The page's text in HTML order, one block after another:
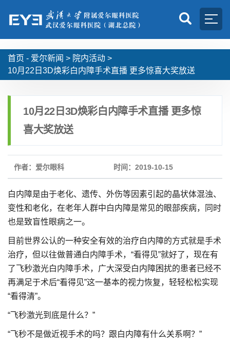
首页 - 爱尔新闻 > 院内活动 >
10月22日3D焕彩白内障手术直播 更多惊喜大奖放送
10月22日3D焕彩白内障手术直播 更多惊
喜大奖放送
作者：爱尔眼科 时间：2019-10-15
白内障是由于老化、遗传、外伤等因素引起的晶状体混浊、
变性和老化，在老年人群中白内障是常见的眼部疾病，同时
也是致盲性眼病之一。
目前世界公认的一种安全有效的治疗白内障的方式就是手术
治疗，但以往做普通白内障手术，“看得见”就好了，现在有
了飞秒激光白内障手术，广大深受白内障困扰的患者已经不
再满足于术后“看得见”这一基本的视力恢复，轻轻松松实现
“看得清”。
“飞秒激光到底是什么？”
“飞秒不是做近视手术的吗？跟白内障有什么关系啊？”